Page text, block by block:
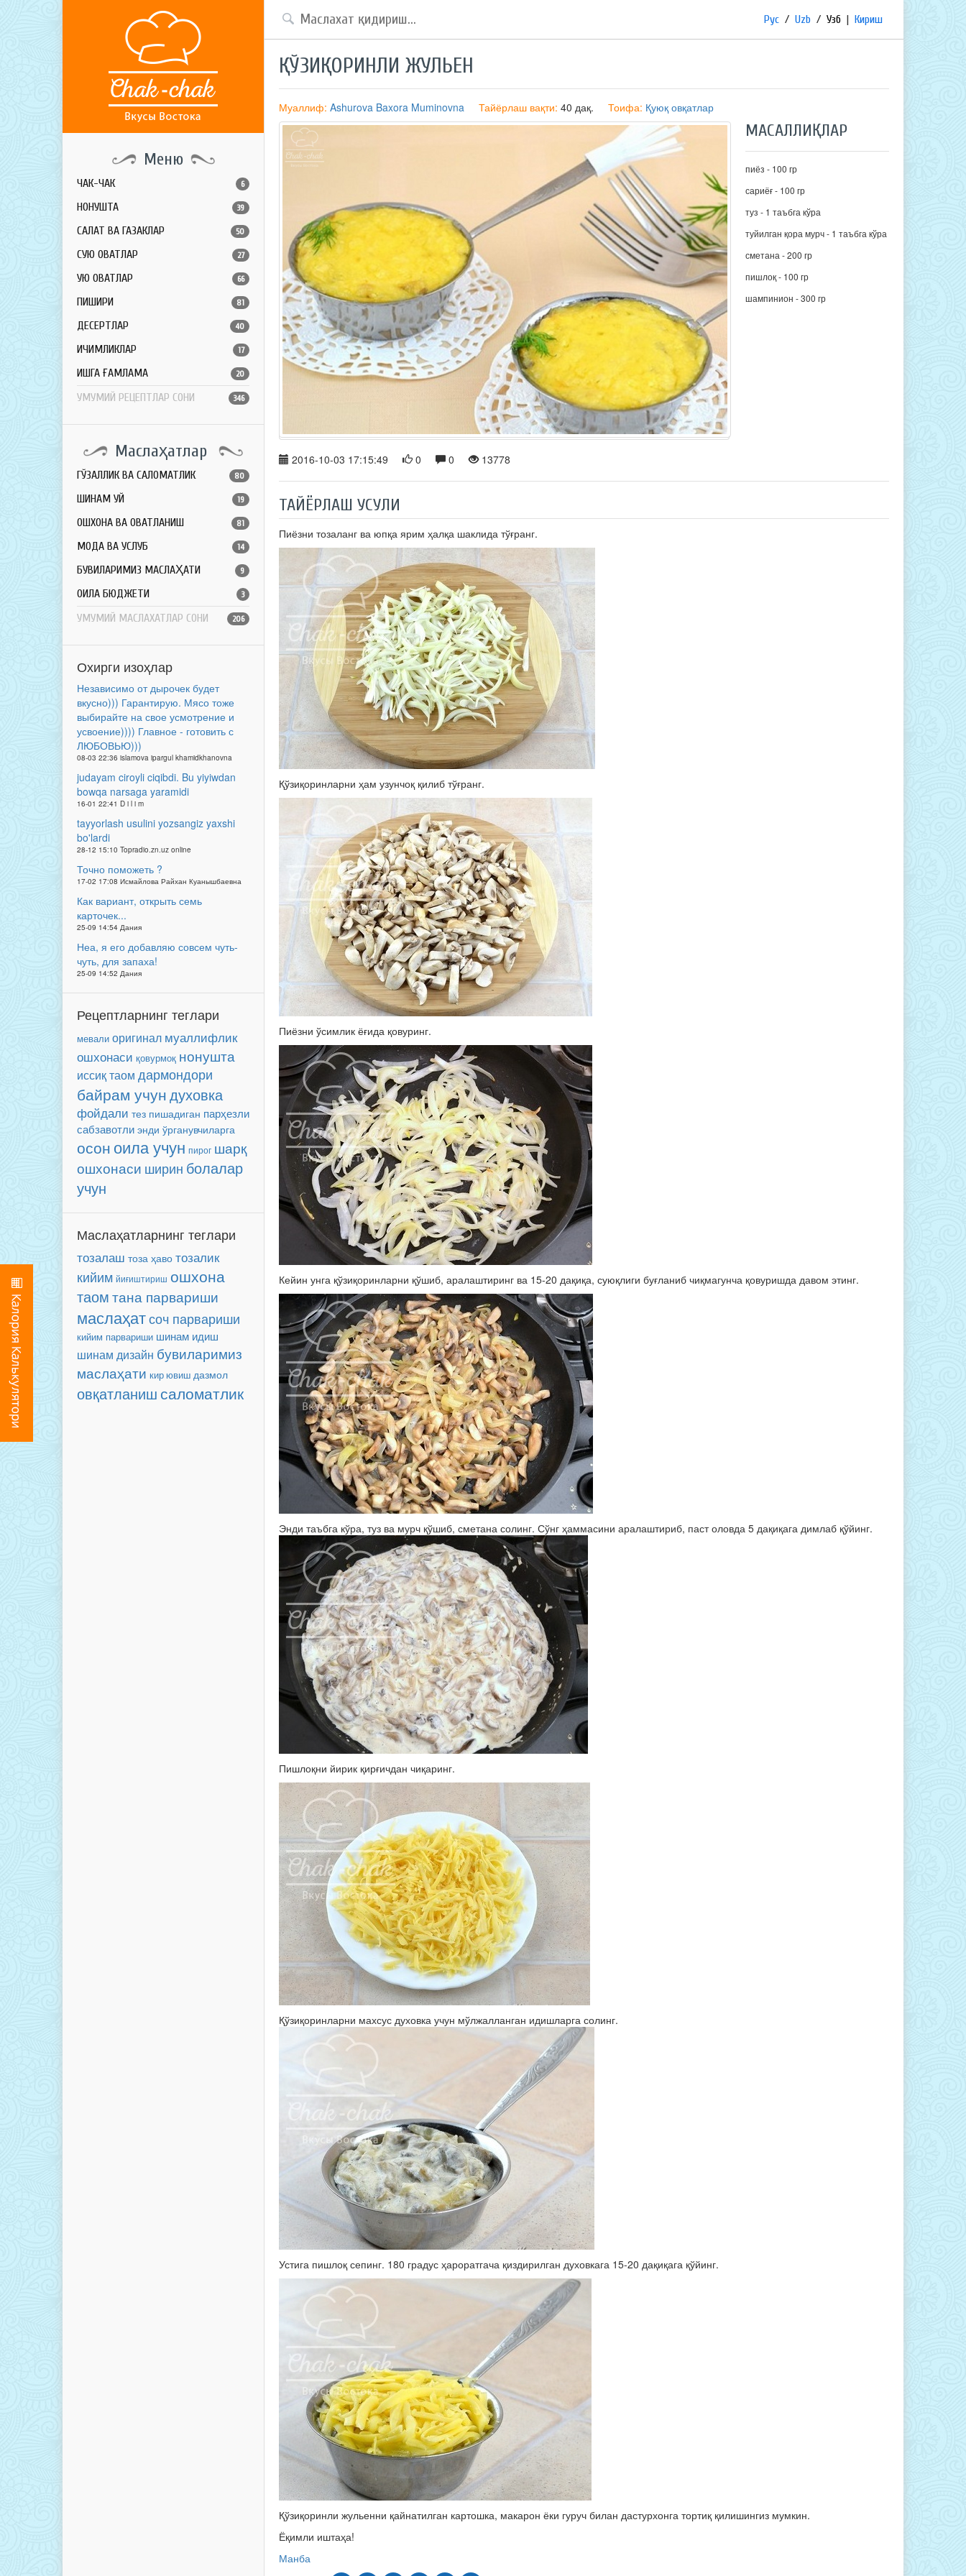
Меню
ЧАК-ЧАК 6
НОНУШТА 39
САЛАТ ВА ГАЗАКЛАР 50
СУЮҚ ОВҚАТЛАР 27
ҚУЮҚ ОВҚАТЛАР 66
ПИШИРИҚ 81
ДЕСЕРТЛАР 40
ИЧИМЛИКЛАР 17
ҚИШГА ҒАМЛАМА 20
УМУМИЙ РЕЦЕПТЛАР СОНИ 346
Маслаҳатлар
ГЎЗАЛЛИК ВА САЛОМАТЛИК 80
ШИНАМ УЙ 19
ОШХОНА ВА ОВҚАТЛАНИШ 81
МОДА ВА УСЛУБ 14
БУВИЛАРИМИЗ МАСЛАҲАТИ 9
ОИЛА БЮДЖЕТИ 3
УМУМИЙ МАСЛАХАТЛАР СОНИ 206
Охирги изоҳлар
Независимо от дырочек будет
вкусно))) Гарантирую. Мясо тоже
выбирайте на свое усмотрение и
усвоение)))) Главное - готовить с
ЛЮБОВЬЮ)))
08-03 22:36 islamova ipargul khamidkhanovna
judayam ciroyli ciqibdi. Bu yiyiwdan
bowqa narsaga yaramidi
16-01 22:41 D i l i m
tayyorlash usulini yozsangiz yaxshi
bo'lardi
28-12 15:10 Topradio.zn.uz online
Точно поможеть ?
17-02 17:08 Исмайлова Райхан Куанышбаевна
Как вариант, открыть семь
карточек...
25-09 14:54 Дания
Неа, я его добавляю совсем чуть-
чуть, для запаха!
25-09 14:52 Дания
Рецептларнинг теглари
мевали оригинал муаллифлик
ошхонаси қовурмоқ нонушта
иссиқ таом дармондори
байрам учундуховка
фойдали тез пишадиган парҳезли
сабзавотли энди ўрганувчиларга
осон оила учун пирог шарқ
ошхонаси ширин болалар
учун
Маслаҳатларнинг теглари
тозалаш тоза ҳаво тозалик
кийим йиғиштириш ошхона
таомтана парвариши
маслаҳатсоч парвариши
кийим парвариши шинам идиш
шинам дизайн бувиларимиз
маслаҳати кир ювиш дазмол
овқатланиш саломатлик
Рус / Uzb / Узб | Кириш
ҚЎЗИҚОРИНЛИ ЖУЛЬЕН
Муаллиф: Ashurova Baxora Muminovna Тайёрлаш вақти: 40 дақ. Тоифа: Қуюқ овқатлар
2016-10-03 17:15:49 0 0 13778
МАСАЛЛИҚЛАР
пиёз - 100 гр
сариёғ - 100 гр
туз - 1 таъбга кўра
туйилган қора мурч - 1 таъбга кўра
сметана - 200 гр
пишлоқ - 100 гр
шампинион - 300 гр
ТАЙЁРЛАШ УСУЛИ
Пиёзни тозаланг ва юпқа ярим ҳалқа шаклида тўғранг.
Қўзиқоринларни ҳам узунчоқ қилиб тўғранг.
Пиёзни ўсимлик ёғида қовуринг.
Кейин унга қўзиқоринларни қўшиб, аралаштиринг ва 15-20 дақиқа, суюқлиги буғланиб чиқмагунча қовуришда давом этинг.
Энди таъбга кўра, туз ва мурч қўшиб, сметана солинг. Сўнг ҳаммасини аралаштириб, паст оловда 5 дақиқага димлаб қўйинг.
Пишлоқни йирик қирғичдан чиқаринг.
Қўзиқоринларни махсус духовка учун мўлжалланган идишларга солинг.
Устига пишлоқ сепинг. 180 градус ҳароратгача қиздирилган духовкага 15-20 дақиқага қўйинг.
Қўзиқоринли жульенни қайнатилган картошка, макарон ёки гуруч билан дастурхонга тортиқ қилишингиз мумкин.
Ёқимли иштаҳа!
Манба